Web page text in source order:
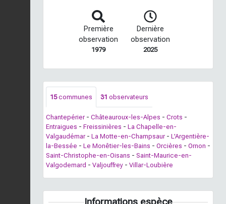
Première
observation
1979
Dernière
observation
2025
15communes 31 observateurs
Chantepérier - Châteauroux-les-Alpes - Crots -
Entraigues - Freissinières - La Chapelle-en-
Valgaudémar - La Motte-en-Champsaur - L'Argentière-
la-Bessée - Le Monêtier-les-Bains - Orcières - Ornon -
Saint-Christophe-en-Oisans - Saint-Maurice-en-
Valgodemard - Valjouffrey - Villar-Loubière